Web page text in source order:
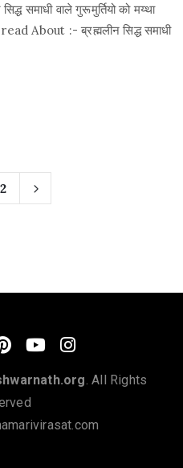
समाधी वाले गुरूमुर्तियो को मय्था
About :- ब्रह्मलीन सिद्ध समाधी
2
. All Rights